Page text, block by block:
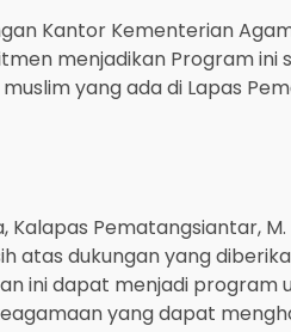
Kantor Kementerian
menjadikan Program
yang ada di Lapas
Kalapas Pematangsiantar,
atas dukungan yang
ini dapat menjadi program
yang dapat